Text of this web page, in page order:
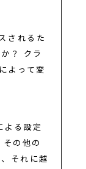
されるた
？ クラ
よって変
る設定
の他の
それに越